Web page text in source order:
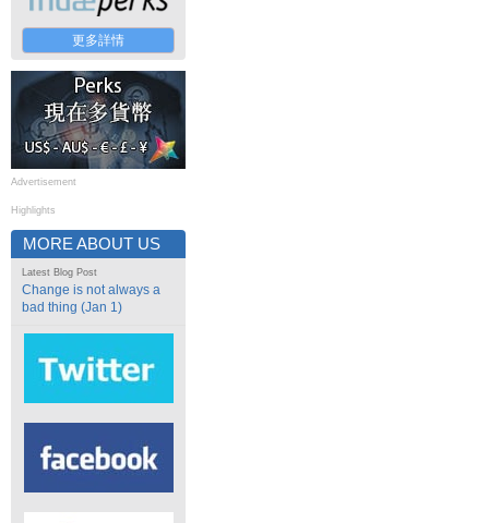
更多詳情
Advertisement
Highlights
MORE ABOUT US
Latest Blog Post
Change is not always a
bad thing (Jan 1)